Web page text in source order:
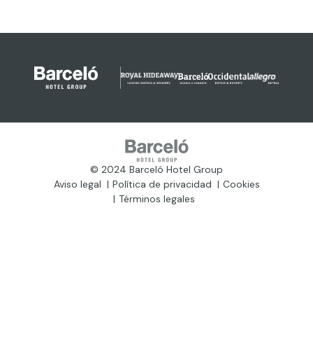
© 2024 Barceló Hotel Group
Aviso legal
Política de privacidad
Cookies
Términos legales